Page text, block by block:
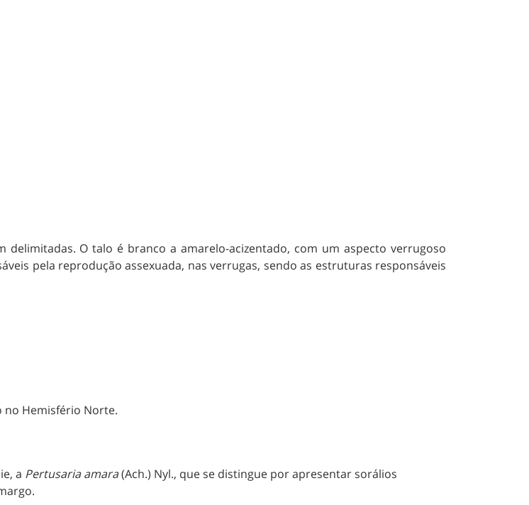
O talo é branco a amarelo-acizentado, com um aspecto verrugoso
pela reprodução assexuada, nas verrugas, sendo as estruturas responsáveis
no Hemisfério Norte.
a Pertusaria amara(Ach.) Nyl., que se distingue por apresentar sorálios